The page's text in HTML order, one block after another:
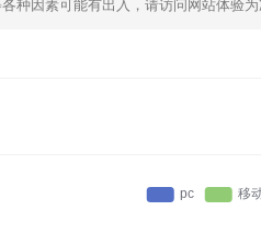
种因素可能有出入，请访问网站体验